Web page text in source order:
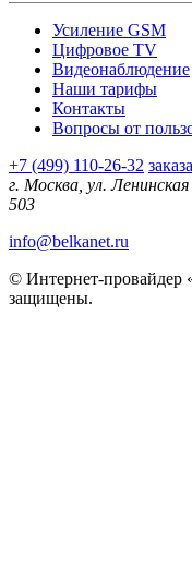
Усиление GSM
Цифровое TV
Видеонаблюдение
Наши тарифы
Контакты
Вопросы от
+7 (499) 110-26-32
г. Москва, ул.
503
info@belkanet.ru
© Интернет-провайдер
защищены.